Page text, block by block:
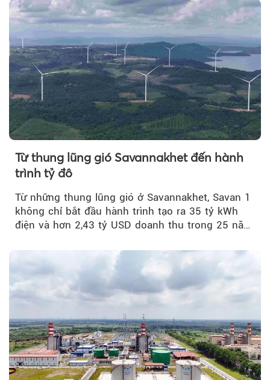
Từ thung lũng gió Savannakhet đến hành
trình tỷ đô
Từ những thung lũng gió ở Savannakhet, Savan 1
không chỉ bắt đầu hành trình tạo ra 35 tỷ kWh
điện và hơn 2,43 tỷ USD doanh thu trong 25 năm